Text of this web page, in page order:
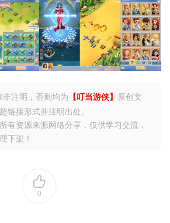
注明，否则均为 【叮当游侠】
原创文
链接形式并注明出处。
有资源来源网络分享，仅供学习交流，
下架！
0